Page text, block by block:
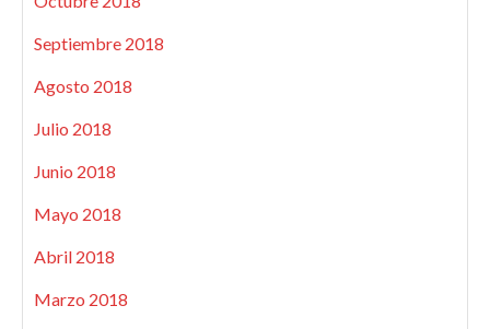
Septiembre 2018
Agosto 2018
Julio 2018
Junio 2018
Mayo 2018
Abril 2018
Marzo 2018